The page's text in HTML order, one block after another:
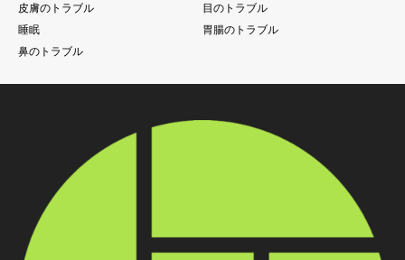
皮膚のトラブル
目のトラブル
睡眠
胃腸のトラブル
鼻のトラブル